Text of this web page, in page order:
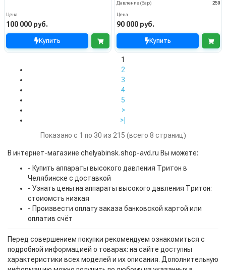
Цена
100 000 руб.
Купить
Давление (бар)
250
Цена
90 000 руб.
Купить
1
2
3
4
5
>
>|
Показано с 1 по 30 из 215 (всего 8 страниц)
В интернет-магазине chelyabinsk.shop-avd.ru Вы можете:
- Купить аппараты высокого давления Тритон в
Челябинске с доставкой
- Узнать цены на аппараты высокого давления Тритон:
стоиомсть низкая
- Произвести оплату заказа банковской картой или
оплатив счёт
Перед совершением покупки рекомендуем ознакомиться с
подробной информацией о товарах: на сайте доступны
характеристики всех моделей и их описания. Дополнительную